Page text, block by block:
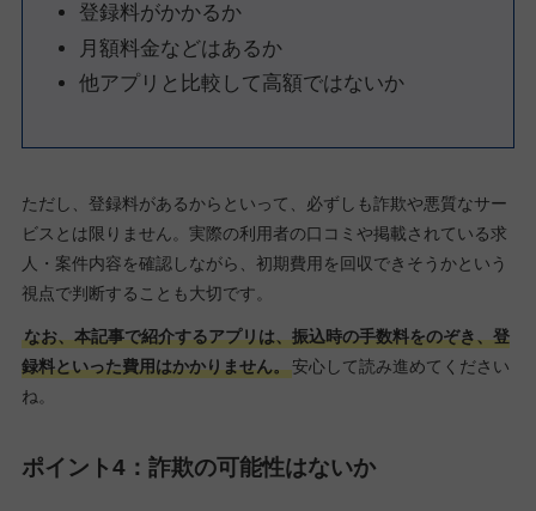
登録料がかかるか
月額料金などはあるか
他アプリと比較して高額ではないか
ただし、登録料があるからといって、必ずしも詐欺や悪質なサー
ビスとは限りません。実際の利用者の口コミや掲載されている求
人・案件内容を確認しながら、初期費用を回収できそうかという
視点で判断することも大切です。
なお、本記事で紹介するアプリは、振込時の手数料をのぞき、登
録料といった費用はかかりません。安心して読み進めてください
ね。
ポイント4：詐欺の可能性はないか